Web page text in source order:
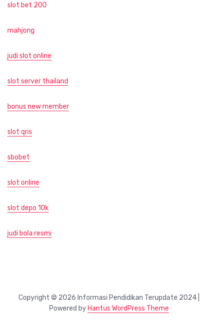
slot bet 200
mahjong
judi slot online
slot server thailand
bonus new member
slot qris
sbobet
slot online
slot depo 10k
judi bola resmi
Copyright © 2026 Informasi Pendidikan Terupdate 2024 |
Powered by Hantus WordPress Theme